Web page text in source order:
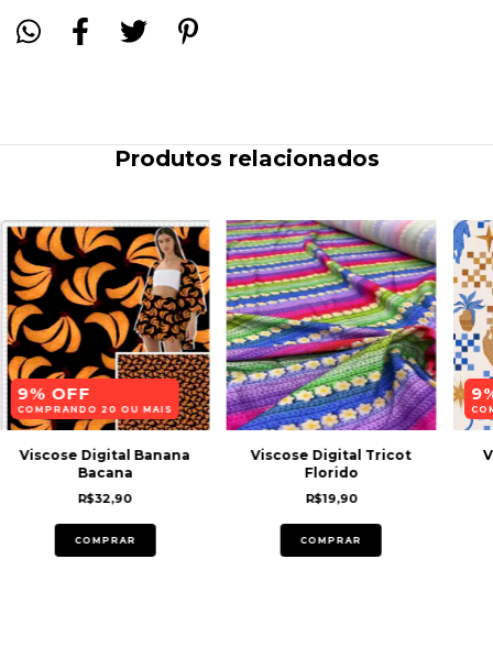
Produtos relacionados
9% OFF
COMPRANDO 20 OU MAIS
Viscose Digital Banana
Bacana
R$32,90
COMPRAR
Viscose Digital Tricot
Florido
R$19,90
COMPRAR